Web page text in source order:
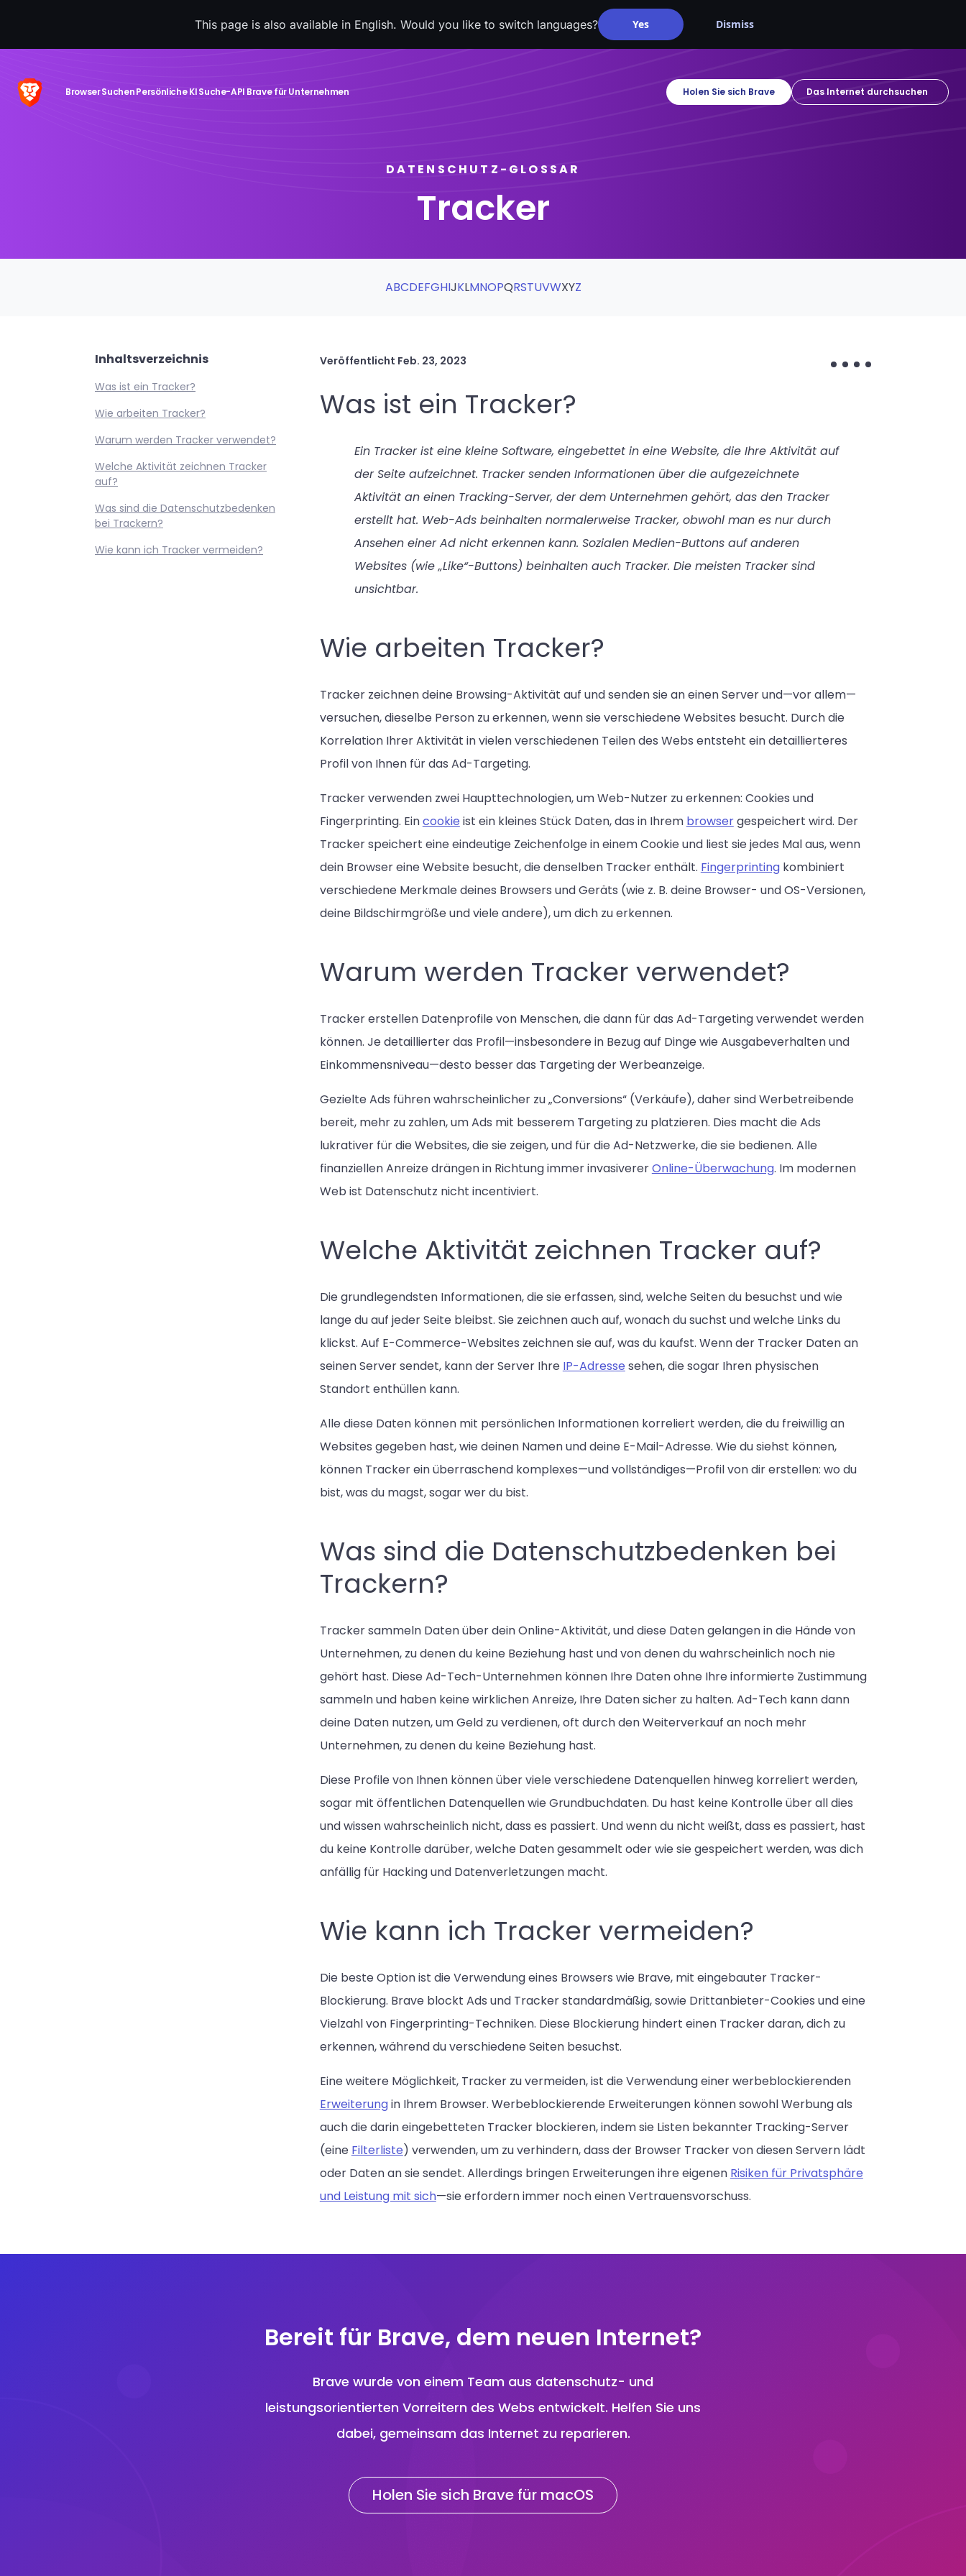
This page is also available in English. Would you like to switch languages? Yes Dismiss
BrowserSuchenPersönliche KISuche-API Brave für Unternehmen Holen Sie sich Brave
DATENSCHUTZ-GLOSSAR
Tracker
ABCDEFGHIJKLMNOPQRSTUVWXYZ
Veröffentlicht Feb. 23, 2023
Inhaltsverzeichnis
Was ist ein Tracker?
Wie arbeiten Tracker?
Warum werden Tracker verwendet?
Welche Aktivität zeichnen Tracker
auf?
Was sind die Datenschutzbedenken
bei Trackern?
Wie kann ich Tracker vermeiden?
Was ist ein Tracker?
Ein Tracker ist eine kleine Software, eingebettet in eine Website, die Ihre Aktivität auf
der Seite aufzeichnet. Tracker senden Informationen über die aufgezeichnete
Aktivität an einen Tracking-Server, der dem Unternehmen gehört, das den Tracker
erstellt hat. Web-Ads beinhalten normalerweise Tracker, obwohl man es nur durch
Ansehen einer Ad nicht erkennen kann. Sozialen Medien-Buttons auf anderen
Websites (wie „Like“-Buttons) beinhalten auch Tracker. Die meisten Tracker sind
unsichtbar.
Wie arbeiten Tracker?
Tracker zeichnen deine Browsing-Aktivität auf und senden sie an einen Server und—vor allem—
versuchen, dieselbe Person zu erkennen, wenn sie verschiedene Websites besucht. Durch die
Korrelation Ihrer Aktivität in vielen verschiedenen Teilen des Webs entsteht ein detaillierteres
Profil von Ihnen für das Ad-Targeting.
Tracker verwenden zwei Haupttechnologien, um Web-Nutzer zu erkennen: Cookies und
Fingerprinting. Eincookie ist ein kleines Stück Daten, das in Ihrem browsergespeichert wird. Der
Tracker speichert eine eindeutige Zeichenfolge in einem Cookie und liest sie jedes Mal aus, wenn
dein Browser eine Website besucht, die denselben Tracker enthält. Fingerprintingkombiniert
verschiedene Merkmale deines Browsers und Geräts (wie z. B. deine Browser- und OS-Versionen,
deine Bildschirmgröße und viele andere), um dich zu erkennen.
Warum werden Tracker verwendet?
Tracker erstellen Datenprofile von Menschen, die dann für das Ad-Targeting verwendet werden
können. Je detaillierter das Profil—insbesondere in Bezug auf Dinge wie Ausgabeverhalten und
Einkommensniveau—desto besser das Targeting der Werbeanzeige.
Gezielte Ads führen wahrscheinlicher zu „Conversions“ (Verkäufe), daher sind Werbetreibende
bereit, mehr zu zahlen, um Ads mit besserem Targeting zu platzieren. Dies macht die Ads
lukrativer für die Websites, die sie zeigen, und für die Ad-Netzwerke, die sie bedienen. Alle
finanziellen Anreize drängen in Richtung immer invasivererOnline-Überwachung. Im modernen
Web ist Datenschutz nicht incentiviert.
Welche Aktivität zeichnen Tracker auf?
Die grundlegendsten Informationen, die sie erfassen, sind, welche Seiten du besuchst und wie
lange du auf jeder Seite bleibst. Sie zeichnen auch auf, wonach du suchst und welche Links du
klickst. Auf E-Commerce-Websites zeichnen sie auf, was du kaufst. Wenn der Tracker Daten an
seinen Server sendet, kann der Server Ihre IP-Adresse sehen, die sogar Ihren physischen
Standort enthüllen kann.
Alle diese Daten können mit persönlichen Informationen korreliert werden, die du freiwillig an
Websites gegeben hast, wie deinen Namen und deine E-Mail-Adresse. Wie du siehst können,
können Tracker ein überraschend komplexes—und vollständiges—Profil von dir erstellen: wo du
bist, was du magst, sogar wer du bist.
Was sind die Datenschutzbedenken bei
Trackern?
Tracker sammeln Daten über dein Online-Aktivität, und diese Daten gelangen in die Hände von
Unternehmen, zu denen du keine Beziehung hast und von denen du wahrscheinlich noch nie
gehört hast. Diese Ad-Tech-Unternehmen können Ihre Daten ohne Ihre informierte Zustimmung
sammeln und haben keine wirklichen Anreize, Ihre Daten sicher zu halten. Ad-Tech kann dann
deine Daten nutzen, um Geld zu verdienen, oft durch den Weiterverkauf an noch mehr
Unternehmen, zu denen du keine Beziehung hast.
Diese Profile von Ihnen können über viele verschiedene Datenquellen hinweg korreliert werden,
sogar mit öffentlichen Datenquellen wie Grundbuchdaten. Du hast keine Kontrolle über all dies
und wissen wahrscheinlich nicht, dass es passiert. Und wenn du nicht weißt, dass es passiert, hast
du keine Kontrolle darüber, welche Daten gesammelt oder wie sie gespeichert werden, was dich
anfällig für Hacking und Datenverletzungen macht.
Wie kann ich Tracker vermeiden?
Die beste Option ist die Verwendung eines Browsers wie Brave, mit eingebauter Tracker-
Blockierung. Brave blockt Ads und Tracker standardmäßig, sowie Drittanbieter-Cookies und eine
Vielzahl von Fingerprinting-Techniken. Diese Blockierung hindert einen Tracker daran, dich zu
erkennen, während du verschiedene Seiten besuchst.
Eine weitere Möglichkeit, Tracker zu vermeiden, ist die Verwendung einer werbeblockierenden
Erweiterungin Ihrem Browser. Werbeblockierende Erweiterungen können sowohl Werbung als
auch die darin eingebetteten Tracker blockieren, indem sie Listen bekannter Tracking-Server
(eine Filterliste) verwenden, um zu verhindern, dass der Browser Tracker von diesen Servern lädt
oder Daten an sie sendet. Allerdings bringen Erweiterungen ihre eigenen Risiken für Privatsphäre
und Leistung mit sich—sie erfordern immer noch einen Vertrauensvorschuss.
Bereit für Brave, dem neuen Internet?
Brave wurde von einem Team aus datenschutz- und
leistungsorientierten Vorreitern des Webs entwickelt. Helfen Sie uns
dabei, gemeinsam das Internet zu reparieren.
Holen Sie sich Brave für macOS